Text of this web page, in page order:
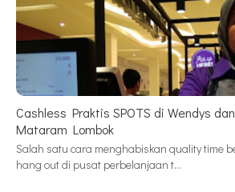
Cashless Praktis SPOTS di Wendys
Mataram Lombok
Salah satu cara menghabiskan quality time
hang out di pusat perbelanjaan t…